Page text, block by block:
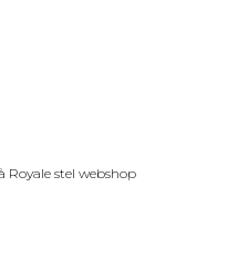
stel webshop